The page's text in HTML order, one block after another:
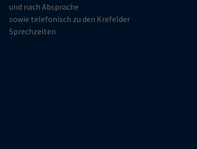
und nach Absprache
sowie telefonisch zu den Krefelder
Sprechzeiten